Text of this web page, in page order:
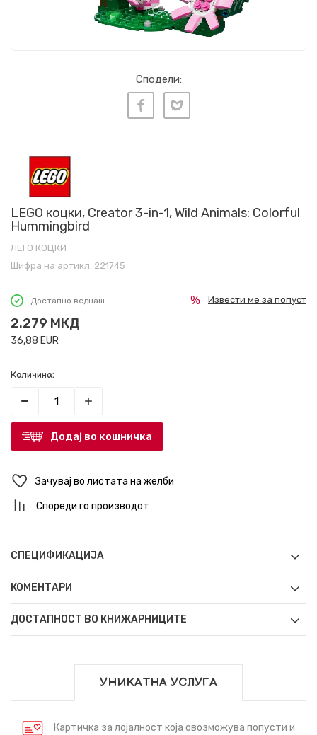
Сподели:
LEGO коцки, Creator 3-in-1, Wild Animals: Colorful
Hummingbird
ЛЕГО КОЦКИ
Шифра на артикл: 221745
Достапно веднаш
2.279 МКД
36,88 EUR
Извести ме за попуст
Количина:
Додај во кошничка
Зачувај во листата на желби
Спореди го производот
СПЕЦИФИКАЦИЈА
КОМЕНТАРИ
ДОСТАПНОСТ ВО КНИЖАРНИЦИТЕ
УНИКАТНА УСЛУГА
Картичка за лојалност која овозможува попусти и